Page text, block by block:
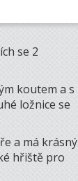
se 2
koutem a s
ložnice se
a má krásný
hřiště pro